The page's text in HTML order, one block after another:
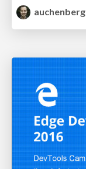
auchenberg